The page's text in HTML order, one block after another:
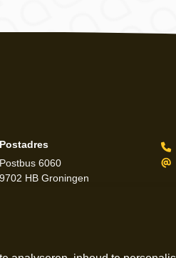
Postadres
Postbus 6060
9702 HB Groningen